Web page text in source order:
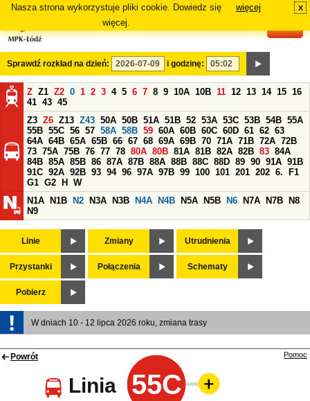
Nasza strona wykorzystuje pliki cookie. Dowiedz się
więcej.
więcej x
Sprawdź rozkład na dzień: i godzinę:
Z Z1 Z2 0 1 2 3 4 5 6 7 8 9 10A 10B 11 12 13 14 15 16
41 43 45
Z3 Z6 Z13 Z43 50A 50B 51A 51B 52 53A 53C 53B 54B 55A
55B 55C 56 57 58A 58B 59 60A 60B 60C 60D 61 62 63
64A 64B 65A 65B 66 67 68 69A 69B 70 71A 71B 72A 72B
73 75A 75B 76 77 78 80A 80B 81A 81B 82A 82B 83 84A
84B 85A 85B 86 87A 87B 88A 88B 88C 88D 89 90 91A 91B
91C 92A 92B 93 94 96 97A 97B 99 100 101 201 202 6.
F1
G1 G2 H
W
N1A
N1B N2 N3A N3B N4A N4B N5A N5B N6 N7A N7B
N8
N9
Linie Zmiany Utrudnienia
Przystanki Połączenia Schematy
Pobierz
W dniach 10 - 12 lipca 2026 roku, zmiana trasy
Powrót
Linia 55C
Pomoc